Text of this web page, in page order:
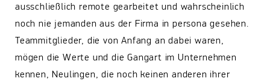
ausschließlich remote gearbeitet und wahrscheinlich
noch nie jemanden aus der Firma in persona gesehen.
Teammitglieder, die von Anfang an dabei waren,
mögen die Werte und die Gangart im Unternehmen
kennen, Neulingen, die noch keinen anderen ihrer